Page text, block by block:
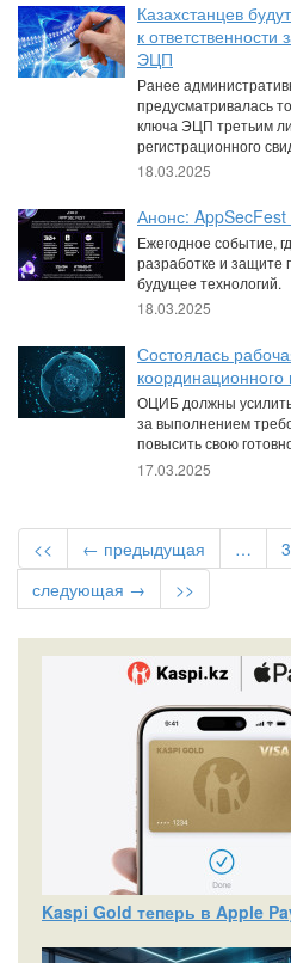
Казахстанцев
к ответственности
ЭЦП
Ранее
предусматривалась
ключа ЭЦП третьим
регистрационного
18.03.2025
Анонс:
Ежегодное событие,
разработке и
будущее технологий.
18.03.2025
Состоялась
ОЦИБ должны
за выполнением
повысить свою
17.03.2025
<< ← предыдущая … 3
следующая →
>>
Kaspi Gold теперь в Apple